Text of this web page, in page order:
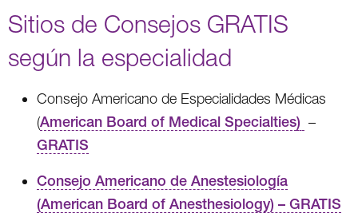
Sitios de Consejos GRATIS
según la especialidad
Consejo Americano de Especialidades Médicas
(American Board of Medical Specialties) –
GRATIS
Consejo Americano de Anestesiología
(American Board of Anesthesiology) – GRATIS